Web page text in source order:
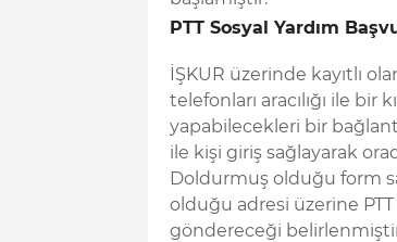
PTT Sosyal Yardım
İŞKUR üzerinde kayıtlı
telefonları aracılığı ile
yapabilecekleri bir
ile kişi giriş sağlayarak
Doldurmuş olduğu form
olduğu adresi üzerine
göndereceği